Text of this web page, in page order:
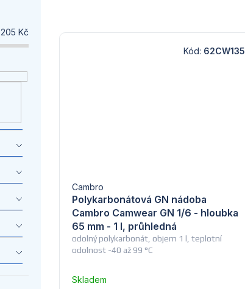
205 Kč
odolný polykarbonát, objem 1 l, teplotní
odolnost -40 až 99 °C
Polykarbonátová GN nádoba
Cambro Camwear GN 1/6 - hloubka
65 mm - 1 l, průhledná
Cambro
Skladem
Kód: 62CW135